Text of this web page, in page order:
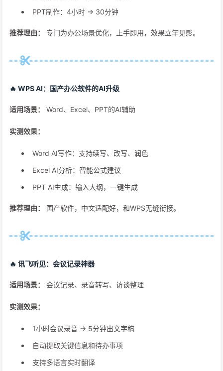
PPT制作：4小时 → 30分钟
推荐理由： 专门为办公场景优化，上手即用，效果立竿见影。
🔥 WPS AI：国产办公软件的AI升级
适用场景： Word、Excel、PPT的AI辅助
实测效果：
Word AI写作：支持续写、改写、润色
Excel AI分析：智能公式建议
PPT AI生成：输入大纲，一键生成
推荐理由： 国产软件，中文适配好，和WPS无缝衔接。
🔥 讯飞听见：会议记录神器
适用场景： 会议记录、录音转写、访谈整理
实测效果：
1小时会议录音 → 5分钟出文字稿
自动提取关键信息和待办事项
支持多语言实时翻译